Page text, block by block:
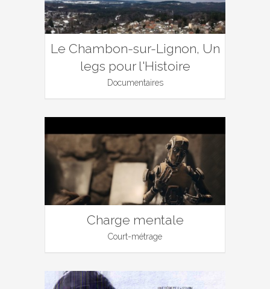
Le Chambon-sur-Lignon, Un
legs pour l'Histoire
Documentaires
Charge mentale
Court-métrage